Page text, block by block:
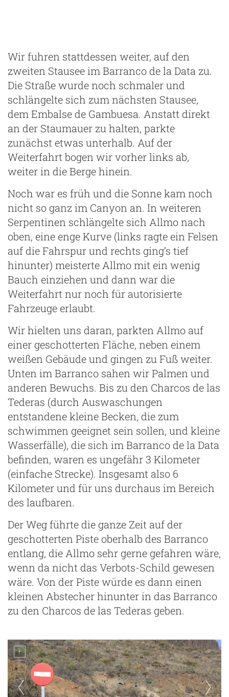
Wir fuhren stattdessen weiter, auf den
zweiten Stausee im Barranco de la Data zu.
Die Straße wurde noch schmaler und
schlängelte sich zum nächsten Stausee,
dem Embalse de Gambuesa. Anstatt direkt
an der Staumauer zu halten, parkte
zunächst etwas unterhalb. Auf der
Weiterfahrt bogen wir vorher links ab,
weiter in die Berge hinein.
Noch war es früh und die Sonne kam noch
nicht so ganz im Canyon an. In weiteren
Serpentinen schlängelte sich Allmo nach
oben, eine enge Kurve (links ragte ein Felsen
auf die Fahrspur und rechts ging’s tief
hinunter) meisterte Allmo mit ein wenig
Bauch einziehen und dann war die
Weiterfahrt nur noch für autorisierte
Fahrzeuge erlaubt.
Wir hielten uns daran, parkten Allmo auf
einer geschotterten Fläche, neben einem
weißen Gebäude und gingen zu Fuß weiter.
Unten im Barranco sahen wir Palmen und
anderen Bewuchs. Bis zu den Charcos de las
Tederas (durch Auswaschungen
entstandene kleine Becken, die zum
schwimmen geeignet sein sollen, und kleine
Wasserfälle), die sich im Barranco de la Data
befinden, waren es ungefähr 3 Kilometer
(einfache Strecke). Insgesamt also 6
Kilometer und für uns durchaus im Bereich
des laufbaren.
Der Weg führte die ganze Zeit auf der
geschotterten Piste oberhalb des Barranco
entlang, die Allmo sehr gerne gefahren wäre,
wenn da nicht das Verbots-Schild gewesen
wäre. Von der Piste würde es dann einen
kleinen Abstecher hinunter in das Barranco
zu den Charcos de las Tederas geben.